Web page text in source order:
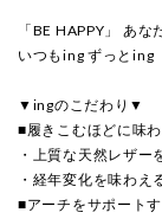
「BE HAPPY」 あ
いつもing ずっとing
▼ingのこだわり▼
■履きこむほどに味
・上質な天然レザー
・経年変化を味わえ
■アーチをサポート